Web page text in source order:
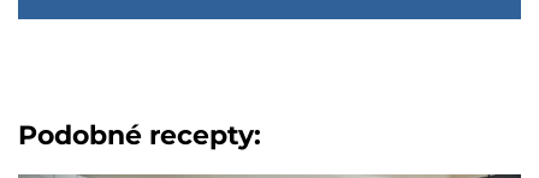
Podobné recepty: